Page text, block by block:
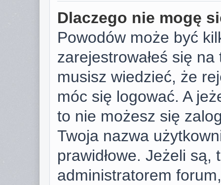
Dlaczego nie mogę
Powodów może być
zarejestrowałeś się
musisz wiedzieć, że
móc się logować. A
to nie możesz się
Twoja nazwa
prawidłowe. Jeżeli są,
administratorem